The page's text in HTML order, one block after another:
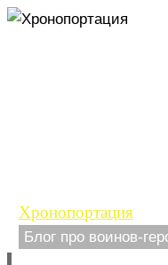
Хронопортация
Блог про воинов-